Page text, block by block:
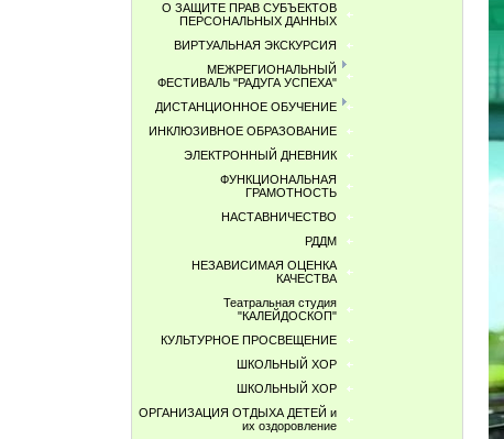
О ЗАЩИТЕ ПРАВ СУБЪЕКТОВ
ПЕРСОНАЛЬНЫХ ДАННЫХ
ВИРТУАЛЬНАЯ ЭКСКУРСИЯ
МЕЖРЕГИОНАЛЬНЫЙ
ФЕСТИВАЛЬ "РАДУГА УСПЕХА"
ДИСТАНЦИОННОЕ ОБУЧЕНИЕ
ИНКЛЮЗИВНОЕ ОБРАЗОВАНИЕ
ЭЛЕКТРОННЫЙ ДНЕВНИК
ФУНКЦИОНАЛЬНАЯ
ГРАМОТНОСТЬ
НАСТАВНИЧЕСТВО
РДДМ
НЕЗАВИСИМАЯ ОЦЕНКА
КАЧЕСТВА
Театральная студия
"КАЛЕЙДОСКОП"
КУЛЬТУРНОЕ ПРОСВЕЩЕНИЕ
ШКОЛЬНЫЙ ХОР
ШКОЛЬНЫЙ ХОР
ОРГАНИЗАЦИЯ ОТДЫХА ДЕТЕЙ и
их оздоровление